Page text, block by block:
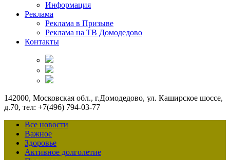
Информация
Реклама
Реклама в Призыве
Реклама на ТВ Домодедово
Контакты
142000, Московская обл., г.Домодедово, ул. Каширское шоссе,
д.70, тел: +7(496) 794-03-77
Все новости
Важное
Здоровье
Активное долголетие